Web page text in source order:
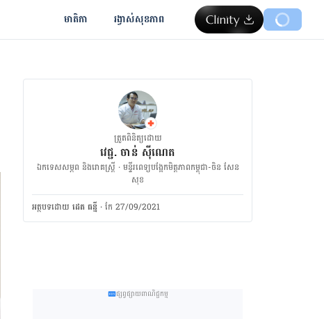
មាតិកា រង្វាស់​សុខភាព
ត្រួតពិនិត្យដោយ
វេជ្ជ. ចាន់ ស៊ីណេត
ឯកទេសសម្ភព និងរោគស្ត្រី · ម​ន្ទីរពេទ្យបង្អែកមិត្តភាពកម្ពុជា-ចិន សែន
សុខ
អត្ថបទ​ដោយ ដេត ធន្នី ·កែ 27/09/2021
ផ្សព្វផ្សាយពាណិជ្ជកម្ម